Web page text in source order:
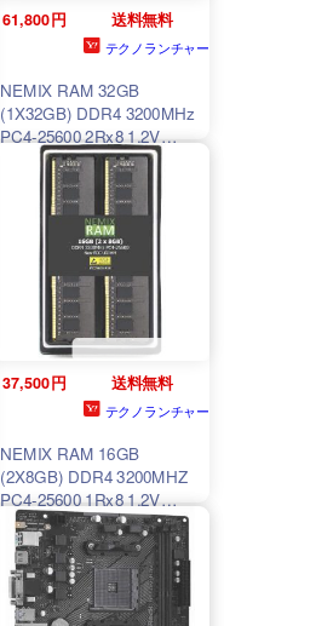
61,800円 送料無料
テクノランチャー
NEMIX RAM 32GB
(1X32GB) DDR4 3200MHz
PC4-25600 2Rx8 1.2V
CL22 288ピン ノンECCア
ンバッファード UDIMM
ASRockB550M-HDV
マザ
ーボード対応
37,500円 送料無料
テクノランチャー
NEMIX RAM 16GB
(2X8GB) DDR4 3200MHZ
PC4-25600 1Rx8 1.2V
CL22 288-PIN Non-ECC
Unbuffered UDIMM
Desktop PC Memory KIT
Compatible with ASRock
B550M-HDVM